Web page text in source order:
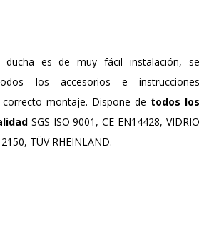
ducha es de muy fácil instalación, se
los accesorios e instrucciones
montaje. Dispone de todos los
SGS ISO 9001, CE EN14428, VIDRIO
TÜV RHEINLAND.